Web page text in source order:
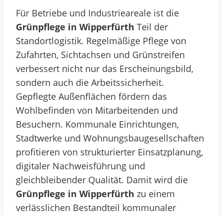
Für Betriebe und Industrieareale ist die
Grünpflege in Wipperfürth Teil der
Standortlogistik. Regelmäßige Pflege von
Zufahrten, Sichtachsen und Grünstreifen
verbessert nicht nur das Erscheinungsbild,
sondern auch die Arbeitssicherheit.
Gepflegte Außenflächen fördern das
Wohlbefinden von Mitarbeitenden und
Besuchern. Kommunale Einrichtungen,
Stadtwerke und Wohnungsbaugesellschaften
profitieren von strukturierter Einsatzplanung,
digitaler Nachweisführung und
gleichbleibender Qualität. Damit wird die
Grünpflege in Wipperfürth zu einem
verlässlichen Bestandteil kommunaler